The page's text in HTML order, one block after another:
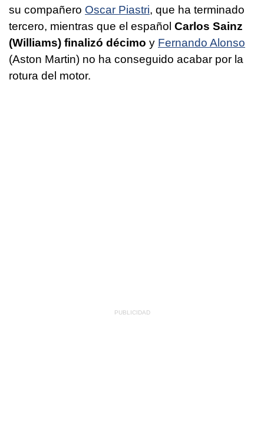
su compañero Oscar Piastri, que ha terminado
tercero, mientras que el español Carlos Sainz
(Williams) finalizó décimo y Fernando Alonso
(Aston Martin) no ha conseguido acabar por la
rotura del motor.